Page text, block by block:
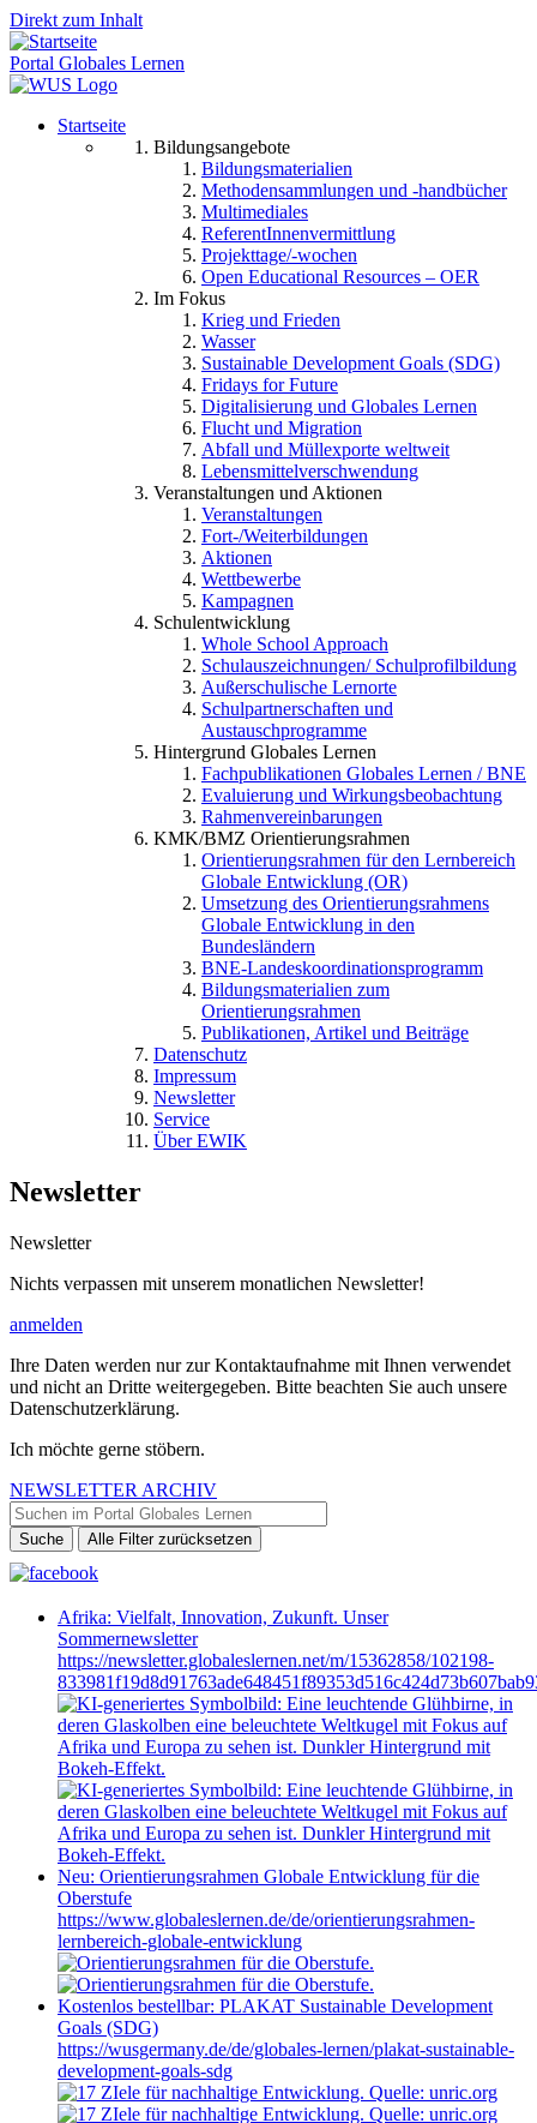
Direkt zum Inhalt
Portal Globales Lernen
Startseite
Bildungsangebote
Bildungsmaterialien
Methodensammlungen und -handbücher
Multimediales
ReferentInnenvermittlung
Projekttage/-wochen
Open Educational Resources – OER
Im Fokus
Krieg und Frieden
Wasser
Sustainable Development Goals (SDG)
Fridays for Future
Digitalisierung und Globales Lernen
Flucht und Migration
Abfall und Müllexporte weltweit
Lebensmittelverschwendung
Veranstaltungen und Aktionen
Veranstaltungen
Fort-/Weiterbildungen
Aktionen
Wettbewerbe
Kampagnen
Schulentwicklung
Whole School Approach
Schulauszeichnungen/ Schulprofilbildung
Außerschulische Lernorte
Schulpartnerschaften und
Austauschprogramme
Hintergrund Globales Lernen
Fachpublikationen Globales Lernen / BNE
Evaluierung und Wirkungsbeobachtung
Rahmenvereinbarungen
KMK/BMZ Orientierungsrahmen
Orientierungsrahmen für den Lernbereich
Globale Entwicklung (OR)
Umsetzung des Orientierungsrahmens
Globale Entwicklung in den
Bundesländern
BNE-Landeskoordinationsprogramm
Bildungsmaterialien zum
Orientierungsrahmen
Publikationen, Artikel und Beiträge
Datenschutz
Impressum
Newsletter
Service
Über EWIK
Newsletter
Newsletter
Nichts verpassen mit unserem monatlichen Newsletter!
anmelden
Ihre Daten werden nur zur Kontaktaufnahme mit Ihnen verwendet
und nicht an Dritte weitergegeben. Bitte beachten Sie auch unsere
Datenschutzerklärung.
Ich möchte gerne stöbern.
NEWSLETTER ARCHIV
Afrika: Vielfalt, Innovation, Zukunft. Unser
Sommernewsletter
https://newsletter.globaleslernen.net/m/15362858/102198-
Neu: Orientierungsrahmen Globale Entwicklung für die
Oberstufe
https://www.globaleslernen.de/de/orientierungsrahmen-
lernbereich-globale-entwicklung
Kostenlos bestellbar: PLAKAT Sustainable Development
Goals (SDG)
https://wusgermany.de/de/globales-lernen/plakat-sustainable-
development-goals-sdg